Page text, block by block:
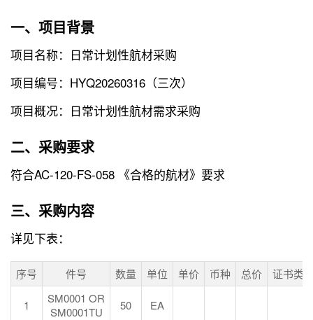
一、项目背景
项目名称：日常计划性航材采购
项目编号：HYQ20260316（三次）
项目概况：日常计划性航材需求采购
二、采购要求
符合AC-120-FS-058 《合格的航材》要求
三、采购内容
详见下表：
序号 件号 数量 单位 单价 币种 总价 证书类
1
SM0001 OR
SM0001TU
50 EA